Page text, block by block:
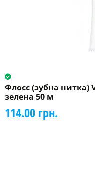
Флосс (зубна нитка)
зелена 50 м
114.00 грн.